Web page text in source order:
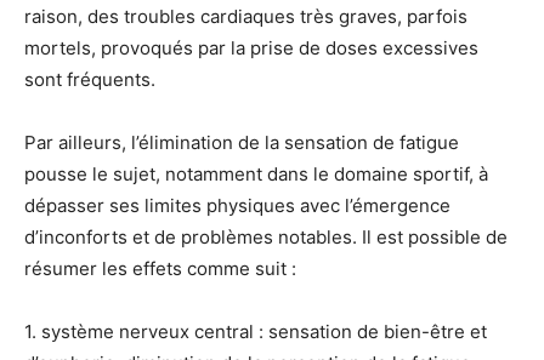
raison, des troubles cardiaques très graves, parfois
mortels, provoqués par la prise de doses excessives
sont fréquents.
Par ailleurs, l’élimination de la sensation de fatigue
pousse le sujet, notamment dans le domaine sportif, à
dépasser ses limites physiques avec l’émergence
d’inconforts et de problèmes notables. Il est possible de
résumer les effets comme suit :
1. système nerveux central : sensation de bien-être et